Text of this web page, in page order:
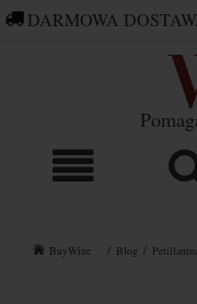
BuyWine Blog
DARMOWA